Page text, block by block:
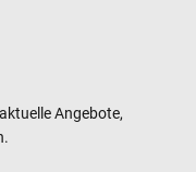
Angebote,